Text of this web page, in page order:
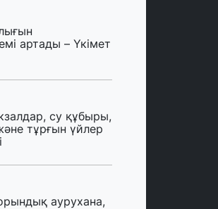
артады – Үкімет
су құбыры,
тұрғын үйлер
аурухана,